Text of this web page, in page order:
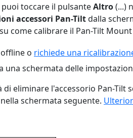
puoi toccare il pulsanteAltro(...)
accessori Pan-Tiltdalla
su come calibrare il Pan-Tilt Mount
o richiede una
una schermata delle
di eliminare l'accessorio Pan-
nella schermata seguente.